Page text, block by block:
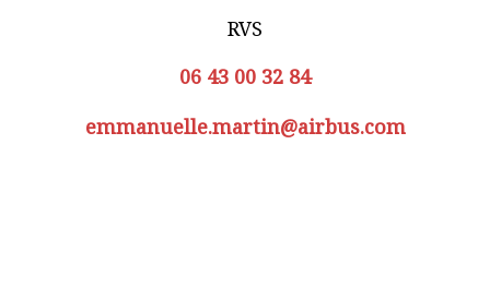
RVS
06 43 00 32 84
emmanuelle.martin@airbus.com